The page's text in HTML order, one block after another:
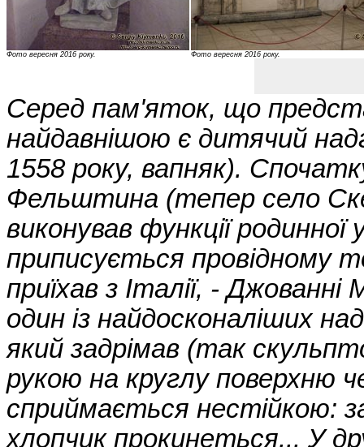
Фото вересня 2016 року. Фото вересня 2016 року.
Серед пам'яток, що
найдавнішою є дитячий
1558 року, вапняк).
Фельштина (тепер село
виконував функції
приписується провідному
приїхав з Італії, -
один із найдосконаліших
який задрімав (так
рукою на круглу поверхню
сприймається нестійкою:
хлопчик прокинеться... У